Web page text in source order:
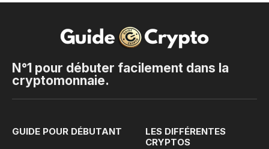
N°1 pour débuter facilement dans la
cryptomonnaie.
GUIDE POUR DÉBUTANT
LES DIFFÉRENTES
CRYPTOS